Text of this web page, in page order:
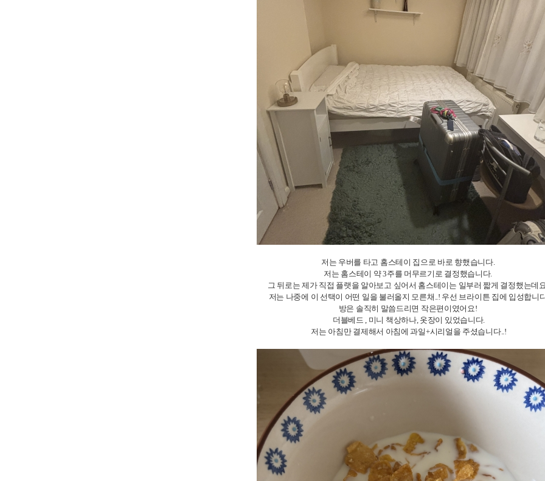
저는 우버를 타고 홈스테이 집으로 바로 향했습니다.
저는 홈스테이 약 3주를 머무르기로 결정했습니다.
그 뒤로는 제가 직접 플랫을 알아보고 싶어서 홈스테이는 일부러 짧게 결정했는데
저는 나중에 이 선택이 어떤 일을 불러올지 모른채..! 우선 브라이튼 집에 입성합니
방은 솔직히 말씀드리면 작은편이였어요!
더블베드 , 미니 책상하나, 옷장이 있었습니다.
저는 아침만 결제해서 아침에 과일+시리얼을 주셨습니다..!